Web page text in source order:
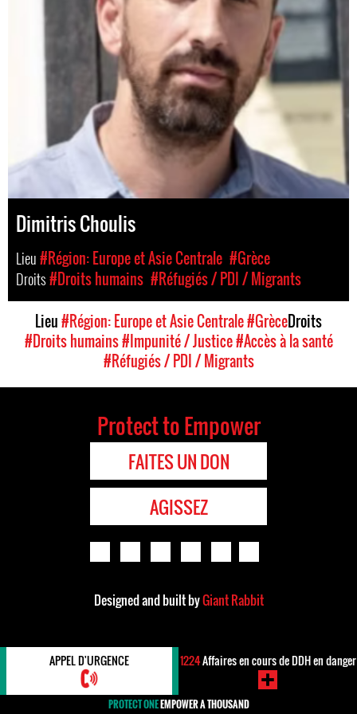
Dimitris Choulis
Lieu#Région: Europe et Asie Centrale #Grèce
Droits#Droits humains #Réfugiés / PDI / Migrants
Lieu#Région: Europe et Asie Centrale#GrèceDroits
#Droits humains#Impunité / Justice#Accès à la santé
#Réfugiés / PDI / Migrants
Protect to Empower
FAITES UN DON
AGISSEZ
Designed and built byGiant Rabbit
APPEL D'URGENCE 1224Affaires en cours de DDH en danger
PROTECT ONEEMPOWER A THOUSAND